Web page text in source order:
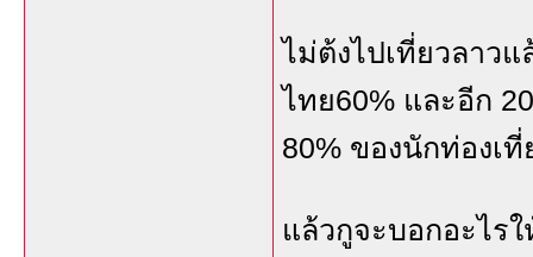
ไม่ต้งไปเที่ยวลาว
ไทย60% และอีก
80% ของนักท่องเ
แล้วกูจะบอกอะไร